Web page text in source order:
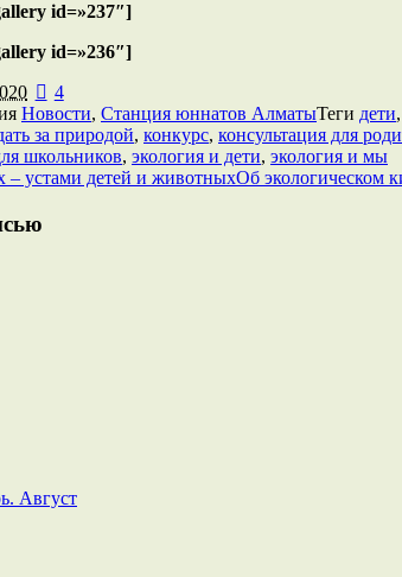
id=»237″]
id=»236″]
4
Новости, Станция юннатов АлматыТеги дети,
за природой, конкурс, консультация для
школьников, экология и дети, экология и мы
– устами детей и животныхОб экологическом